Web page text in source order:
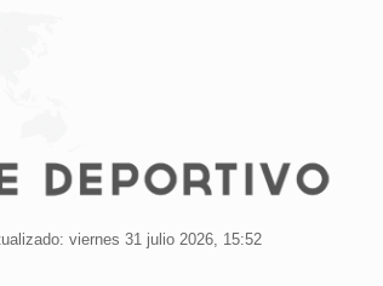
viernes 31 julio 2026, 15:52